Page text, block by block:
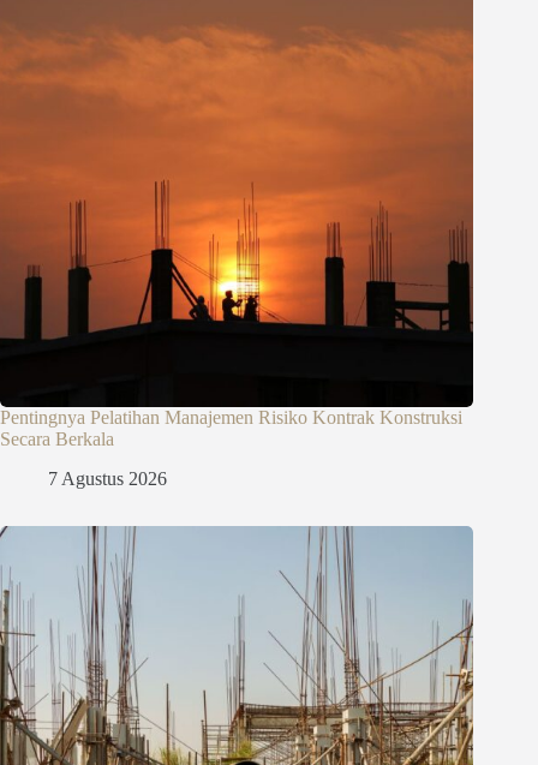
Pentingnya Pelatihan Manajemen Risiko Kontrak Konstruksi
Secara Berkala
7 Agustus 2026